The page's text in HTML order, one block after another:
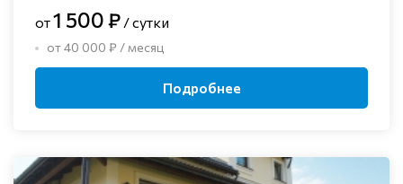
от1 500 ₽ / сутки
от 40 000 ₽ / месяц
Подробнее